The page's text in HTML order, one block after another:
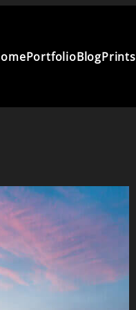
PortfolioBlogPrints